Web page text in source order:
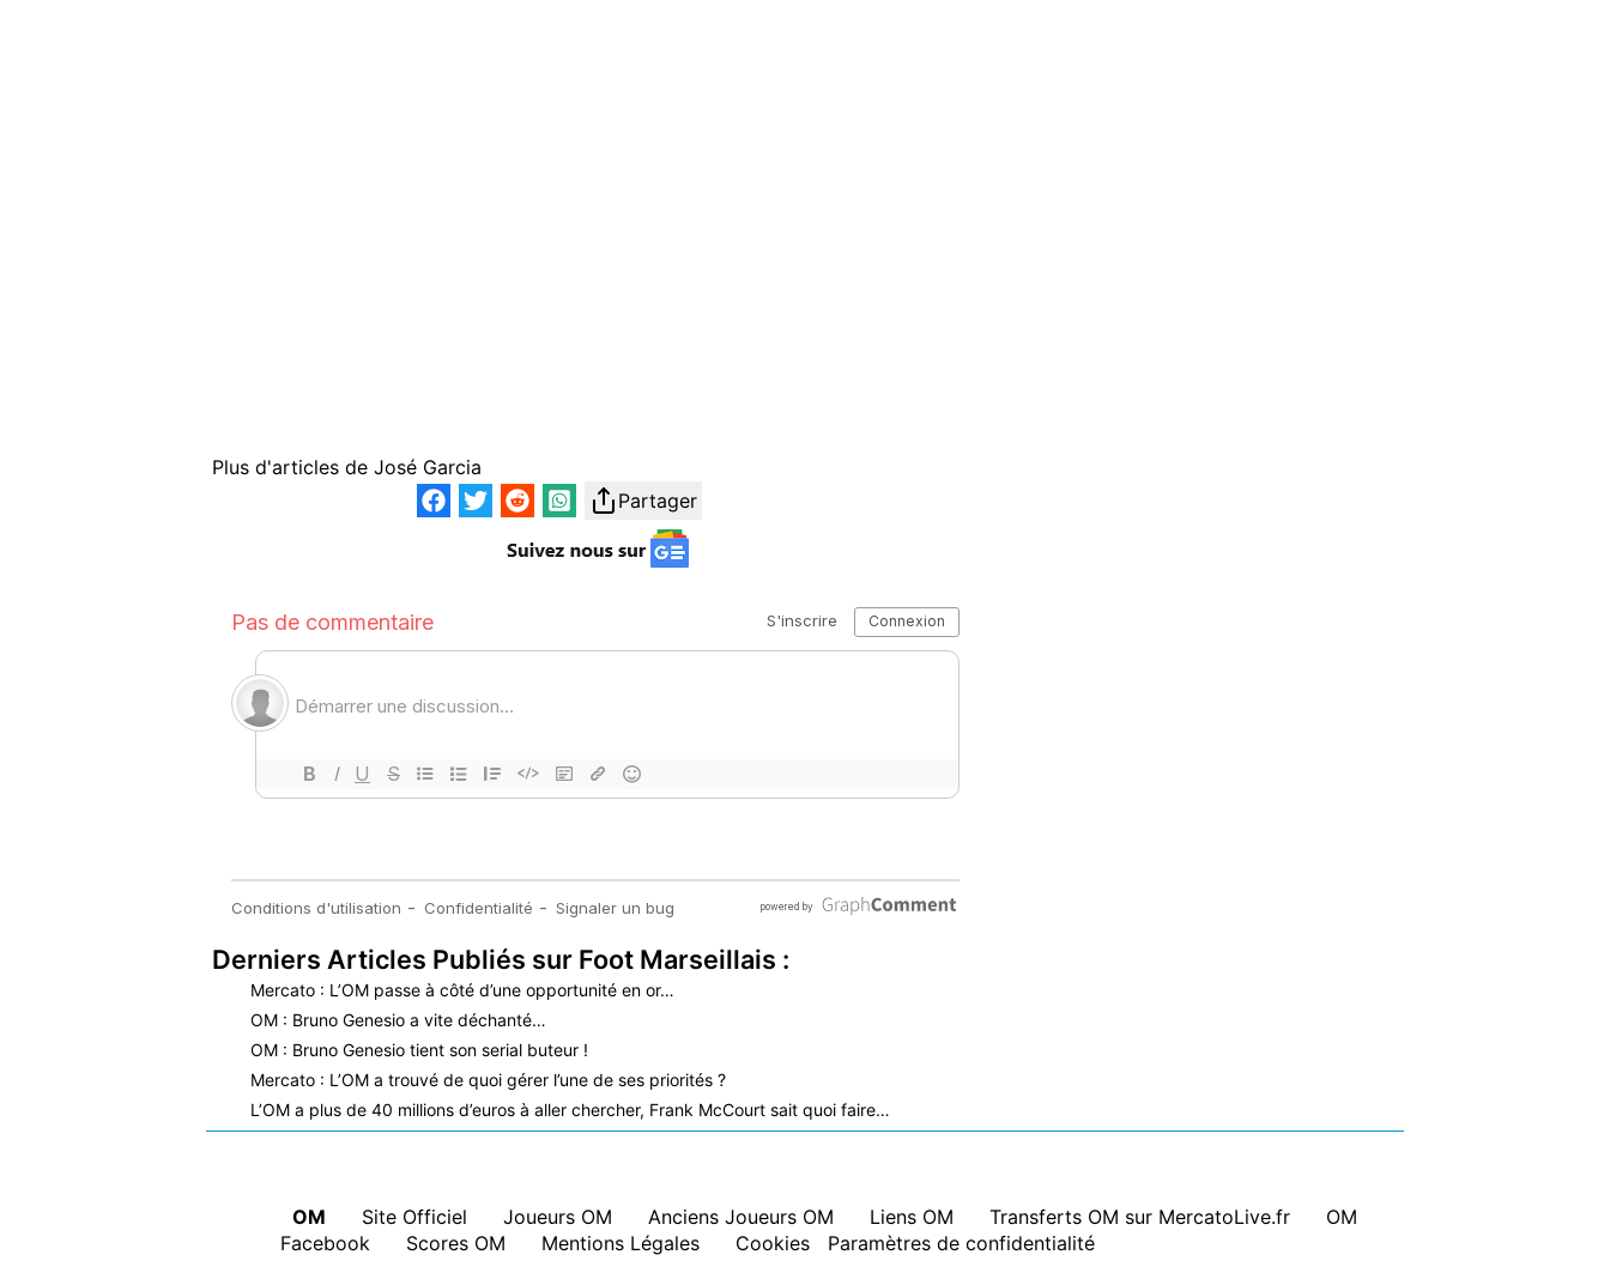
Plus d'articles de José Garcia
Partager
Derniers Articles Publiés sur Foot Marseillais :
Mercato : L’OM passe à côté d’une opportunité en or…
OM : Bruno Genesio a vite déchanté…
OM : Bruno Genesio tient son serial buteur !
Mercato : L’OM a trouvé de quoi gérer l’une de ses priorités ?
L’OM a plus de 40 millions d’euros à aller chercher, Frank McCourt sait quoi faire…
OM Site Officiel Joueurs OM Anciens Joueurs OM Liens OM Transferts OM sur MercatoLive.fr
OM
Facebook
Scores OM Mentions Légales Cookies Paramètres de confidentialité